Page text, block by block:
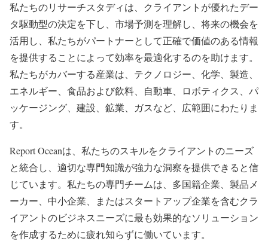
私たちのリサーチスタディは、クライアントが優れたデー
タ駆動型の決定を下し、市場予測を理解し、将来の機会を
活用し、私たちがパートナーとして正確で価値のある情報
を提供することによって効率を最適化するのを助けます。
私たちがカバーする産業は、テクノロジー、化学、製造、
エネルギー、食品および飲料、自動車、ロボティクス、パ
ッケージング、建設、鉱業、ガスなど、広範囲にわたりま
す。
Report Oceanは、私たちのスキルをクライアントのニーズ
と統合し、適切な専門知識が強力な洞察を提供できると信
じています。私たちの専門チームは、多国籍企業、製品メ
ーカー、中小企業、またはスタートアップ企業を含むクラ
イアントのビジネスニーズに最も効果的なソリューション
を作成するために疲れ知らずに働いています。